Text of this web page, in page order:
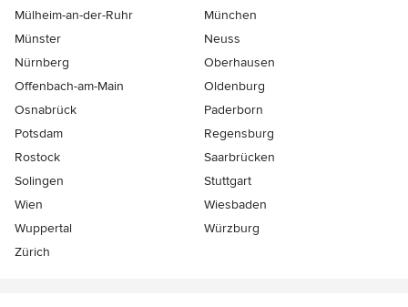
Mülheim-an-der-Ruhr
München
Münster
Neuss
Nürnberg
Oberhausen
Offenbach-am-Main
Oldenburg
Osnabrück
Paderborn
Potsdam
Regensburg
Rostock
Saarbrücken
Solingen
Stuttgart
Wien
Wiesbaden
Wuppertal
Würzburg
Zürich